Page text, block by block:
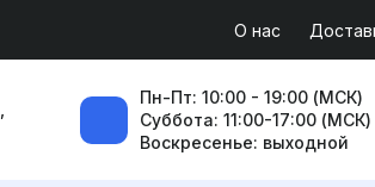
О нас
Пн-Пт: 10:00 - 19:00 (МСК)
Суббота: 11:00-17:00 (МСК)
Воскресенье: выходной